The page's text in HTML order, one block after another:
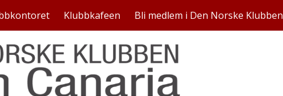
Klubbkafeen Bli medlem i Den Norske Klubben